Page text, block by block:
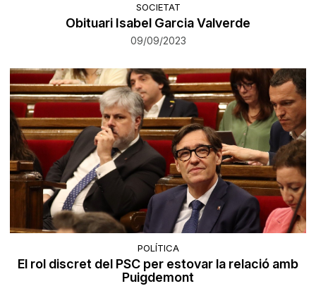
SOCIETAT
Obituari Isabel Garcia Valverde
09/09/2023
POLÍTICA
El rol discret del PSC per estovar la relació amb
Puigdemont